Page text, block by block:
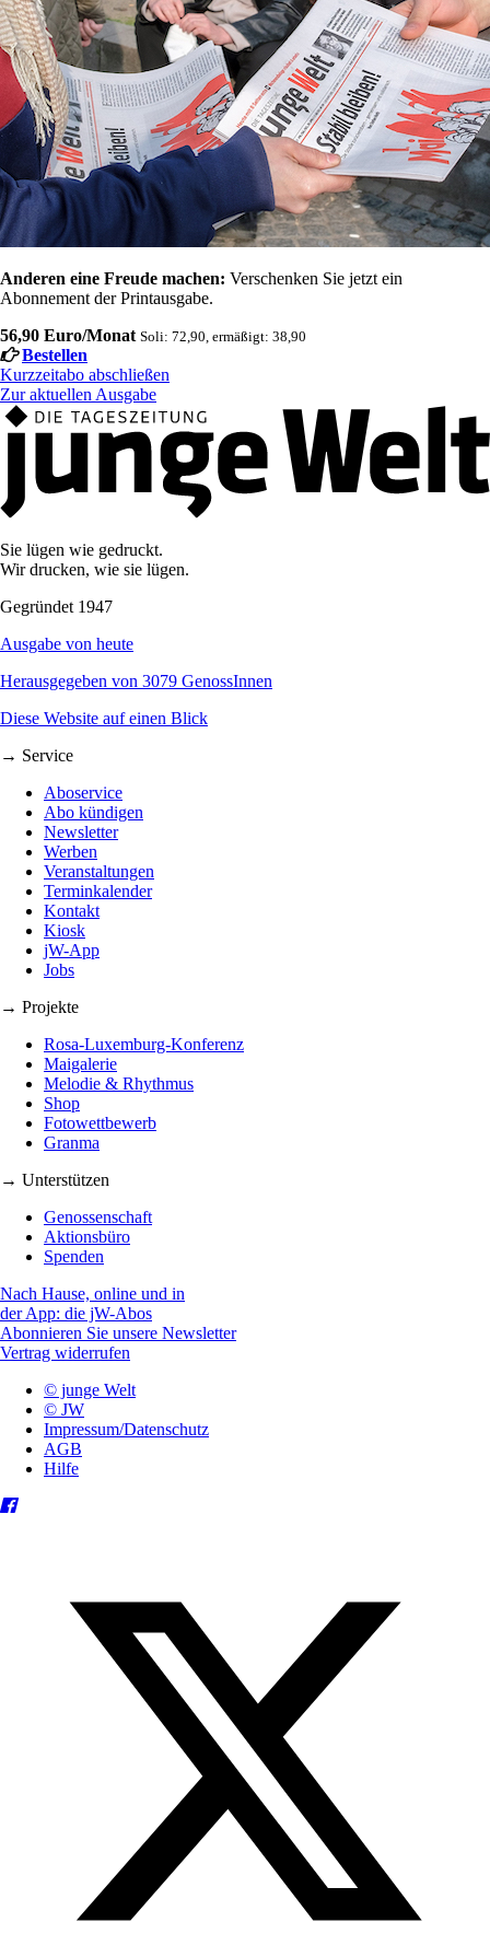
Anderen eine Freude machen: Verschenken Sie jetzt ein
Abonnement der Printausgabe.
56,90 Euro/Monat Soli: 72,90, ermäßigt: 38,90
Bestellen
Kurzzeitabo abschließen
Zur aktuellen Ausgabe
Sie lügen wie gedruckt.
Wir drucken, wie sie lügen.
Gegründet 1947
Ausgabe von heute
Herausgegeben von 3079 GenossInnen
Diese Website auf einen Blick
→ Service
Aboservice
Abo kündigen
Newsletter
Werben
Veranstaltungen
Terminkalender
Kontakt
Kiosk
jW-App
Jobs
→ Projekte
Rosa-Luxemburg-Konferenz
Maigalerie
Melodie & Rhythmus
Shop
Fotowettbewerb
Granma
→ Unterstützen
Genossenschaft
Aktionsbüro
Spenden
Nach Hause, online und in
der App: die jW-Abos
Abonnieren Sie unsere Newsletter
Vertrag widerrufen
© junge Welt
© JW
Impressum/Datenschutz
AGB
Hilfe